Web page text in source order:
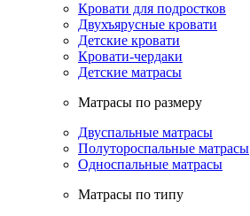
Кровати для подростков
Двухъярусные кровати
Детские кровати
Кровати-чердаки
Детские матрасы
Матрасы по размеру
Двуспальные матрасы
Полутороспальные матрасы
Односпальные матрасы
Матрасы по типу